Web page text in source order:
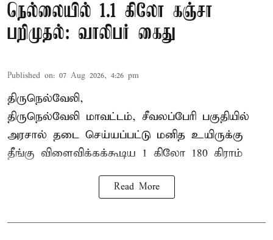
நெல்லையில் 1.1 கிலோ கஞ்சா
பறிமுதல்: வாலிபர் கைது
Published on: 07 Aug 2026, 4:26 pm
திருநெல்வேலி,
திருநெல்வேலி மாவட்டம், சீவலப்பேரி பகுதியில்
அரசால் தடை செய்யப்பட்டு மனித உயிருக்கு
தீங்கு விளைவிக்கக்கூடிய 1 கிலோ 180 கிராம்
Read More